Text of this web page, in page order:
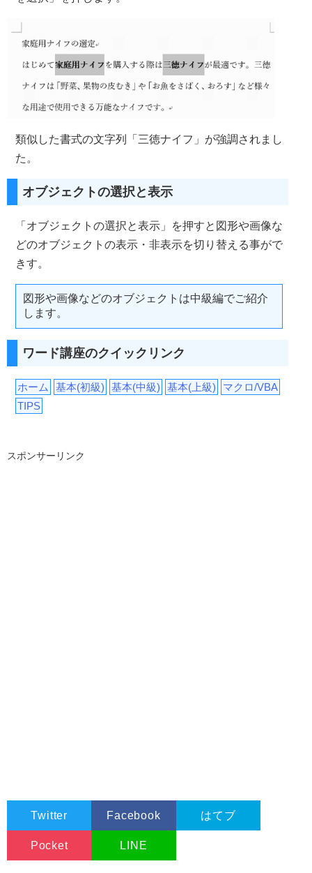
類似した書式の文字列「三徳ナイフ」が強調されまし
た。
オブジェクトの選択と表示
「オブジェクトの選択と表示」を押すと図形や画像な
どのオブジェクトの表示・非表示を切り替える事がで
きす。
図形や画像などのオブジェクトは中級編でご紹介
します。
ワード講座のクイックリンク
ホーム 基本(初級) 基本(中級) 基本(上級)
マクロ/VBA
TIPS
スポンサーリンク
Twitter Facebook はてブ
Pocket LINE